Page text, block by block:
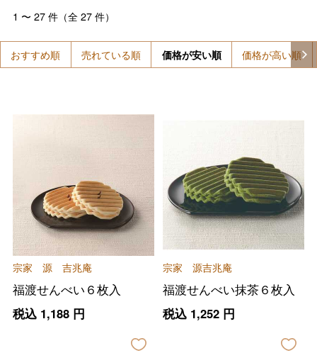
1 〜 27件（全 27件）
おすすめ順 売れている順 価格が安い順 価格が高い順
宗家 源 吉兆庵
福渡せんべい６枚入
税込 1,188円
宗家 源吉兆庵
福渡せんべい抹茶６枚入
税込 1,252円